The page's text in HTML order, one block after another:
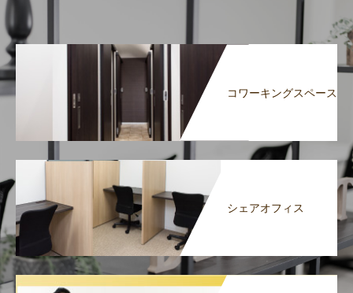
コワーキングスペース
シェアオフィス